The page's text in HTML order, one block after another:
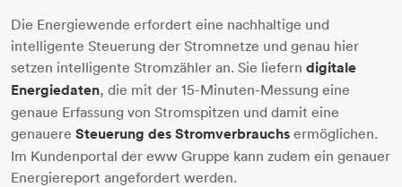
Die Energiewende erfordert eine nachhaltige und
intelligente Steuerung der Stromnetze und genau hier
setzen intelligente Stromzähler an. Sie liefern digitale
Energiedaten, die mit der 15-Minuten-Messung eine
genaue Erfassung von Stromspitzen und damit eine
genauere Steuerung des Stromverbrauchs ermöglichen.
Im Kundenportal der eww Gruppe kann zudem ein genauer
Energiereport angefordert werden.